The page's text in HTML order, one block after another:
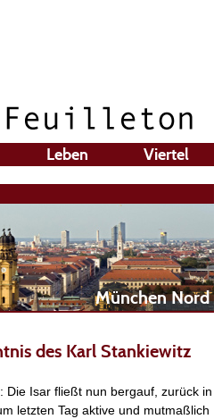
Leben Viertel
München Nord
des Karl Stankiewitz
Die Isar fließt nun bergauf, zurück in
letzten Tag aktive und mutmaßlich